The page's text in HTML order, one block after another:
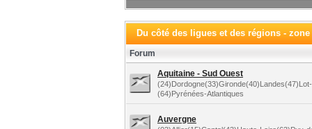
Du côté des ligues et des régions -
Forum
Aquitaine - Sud Ouest
(64)Pyrénées-Atlantiques
Auvergne